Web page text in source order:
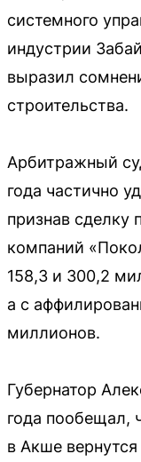
системного
индустрии
выразил
строительства.
Арбитражный
года частично
признав сделку
компаний
158,3 и 300,2
а с
миллионов.
Губернатор
года пообещал,
в Акше